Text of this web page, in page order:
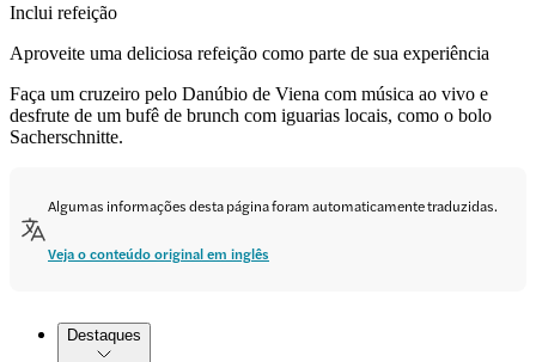
Inclui refeição
Aproveite uma deliciosa refeição como parte de sua experiência
Faça um cruzeiro pelo Danúbio de Viena com música ao vivo e
desfrute de um bufê de brunch com iguarias locais, como o bolo
Sacherschnitte.
Algumas informações desta página foram automaticamente traduzidas.
Veja o conteúdo original em inglês
Destaques